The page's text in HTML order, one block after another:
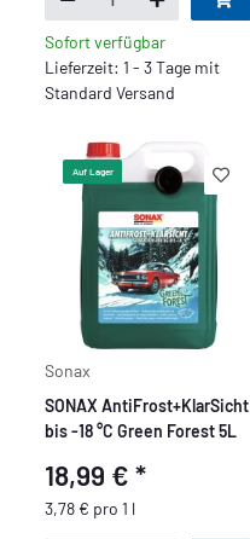
Sofort verfügbar
Lieferzeit: 1 - 3 Tage mit
Standard Versand
Auf Lager
Sonax
SONAX AntiFrost+KlarSicht
bis -18 °C Green Forest 5L
18,99 €*
3,78 € pro 1 l